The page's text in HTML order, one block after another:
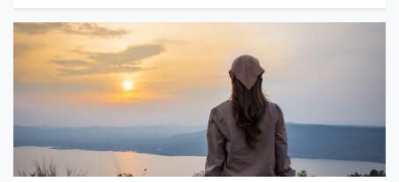
prises avec une fatigue chronique, celle qui
empêche de...
Lire la suite